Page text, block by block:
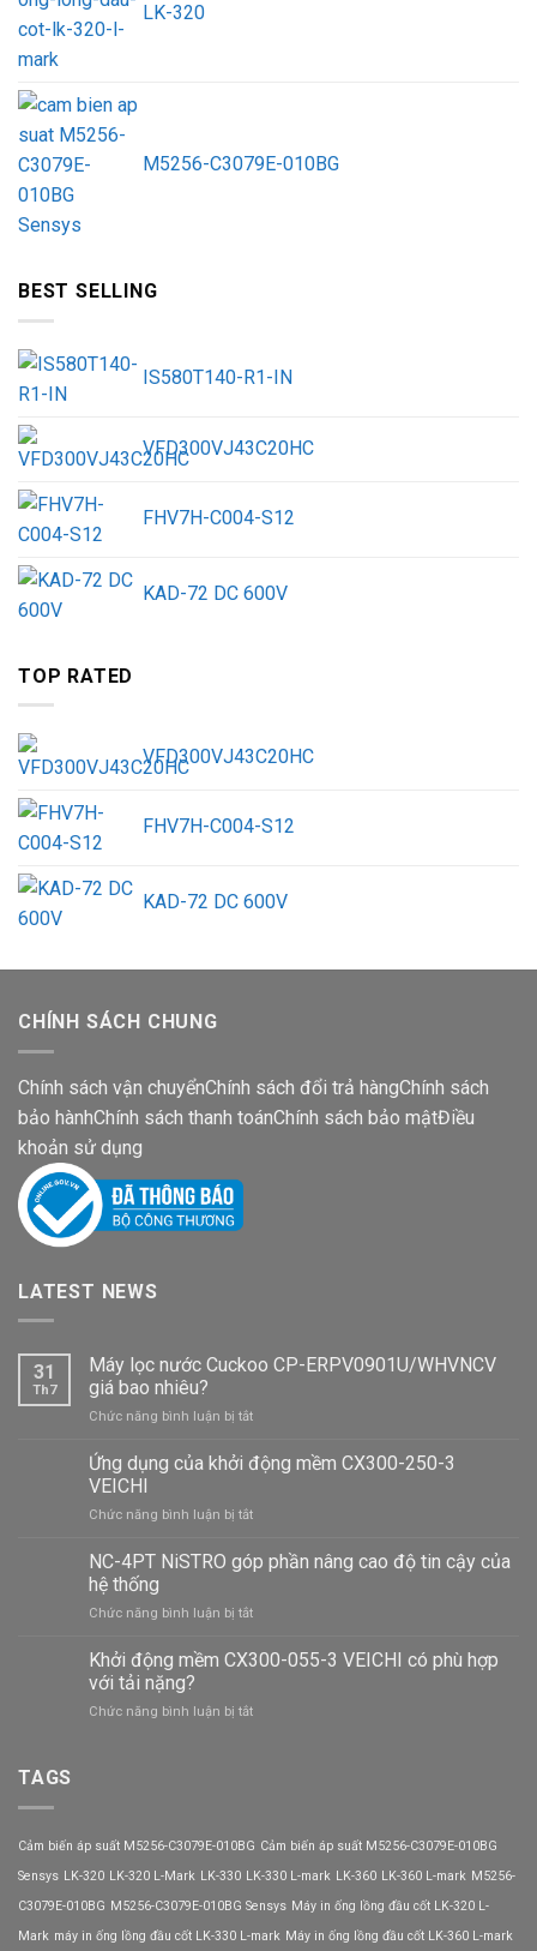
LK-320
M5256-C3079E-010BG
BEST SELLING
IS580T140-R1-IN
VFD300VJ43C20HC
FHV7H-C004-S12
KAD-72 DC 600V
TOP RATED
VFD300VJ43C20HC
FHV7H-C004-S12
KAD-72 DC 600V
CHÍNH SÁCH CHUNG
Chính sách vận chuyểnChính sách đổi trả hàngChính sách
bảo hànhChính sách thanh toánChính sách bảo mậtĐiều
khoản sử dụng
LATEST NEWS
31
Th7
Máy lọc nước Cuckoo CP-ERPV0901U/WHVNCV
giá bao nhiêu?
Chức năng bình luận bị tắtở
lọc
nước
CP-
giá
Ứng dụng của khởi động mềm CX300-250-3
VEICHI
Chức năng bình luận bị tắtở
dụng
của
động
CX300-
VEICHI
NC-4PT NiSTRO góp phần nâng cao độ tin cậy của
hệ thống
Chức năng bình luận bị tắtở
4PT
phần
của
thống
Khởi động mềm CX300-055-3 VEICHI có phù hợp
với tải nặng?
Chức năng bình luận bị tắtở
VEICHI
có
hợp
với
TAGS
Cảm biến áp suất M5256-C3079E-010BG Cảm biến áp suất M5256-C3079E-010BG
Sensys LK-320 LK-320 L-Mark LK-330 LK-330 L-mark LK-360 LK-360 L-mark M5256-
C3079E-010BG M5256-C3079E-010BG Sensys Máy in ống lồng đầu cốt LK-320 L-
Mark máy in ống lồng đầu cốt LK-330 L-mark Máy in ống lồng đầu cốt LK-360 L-mark